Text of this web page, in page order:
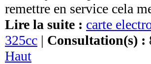
remettre en service cela
Lire la suite : carte
325cc | Consultation(s) :
Haut